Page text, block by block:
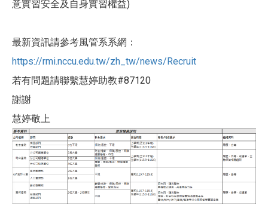
意實習安全及自身實習權益)
最新資訊請參考風管系系網：
https://rmi.nccu.edu.tw/zh_tw/news/Recruit
若有問題請聯繫慧婷助教#87120
謝謝
慧婷敬上